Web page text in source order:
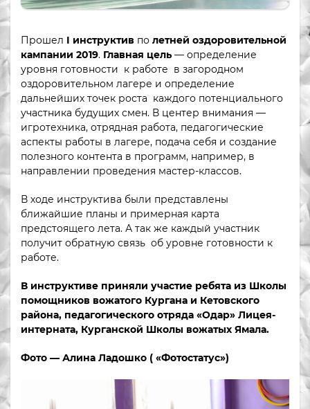
Прошел I инструктив по летней оздоровительной
кампании 2019. Главная цель — определение
уровня готовности к работе в загородном
оздоровительном лагере и определение
дальнейших точек роста каждого потенциального
участника будущих смен. В центер внимания —
игротехника, отрядная работа, педагогические
аспекты работы в лагере, подача себя и создание
полезного контента в программ, например, в
направлении проведения мастер-классов.
В ходе инструктива были представлены
ближайшие планы и примерная карта
предстоящего лета. А так же каждый участник
получит обратную связь об уровне готовности к
работе.
В инструктиве приняли участие ребята из Школы
помощников вожатого Кургана и Кетовского
района, педагогического отряда «Одар» Лицея-
интерната, Курганской Школы вожатых Ямала.
Фото — Алина Ладошко ( «Фотостатус»)